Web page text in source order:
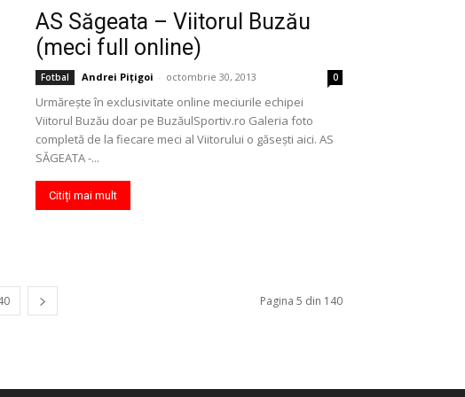
AS Săgeata – Viitorul Buzău
(meci full online)
Fotbal Andrei Pițigoi - octombrie 30, 2013 0
Urmăreşte în exclusivitate online meciurile echipei
Viitorul Buzău doar pe BuzăulSportiv.ro Galeria foto
completă de la fiecare meci al Viitorului o găseşti aici. AS
SĂGEATA -...
Citiți mai mult
Pagina 5 din 140